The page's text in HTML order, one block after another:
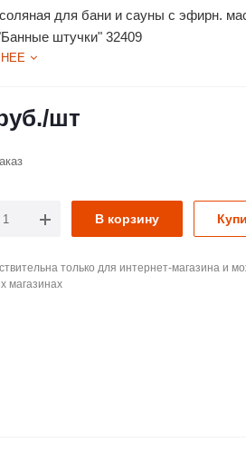
для бани и сауны с эфирн.
штучки" 32409
/шт
В корзину
только для интернет-магазина и
магазинах